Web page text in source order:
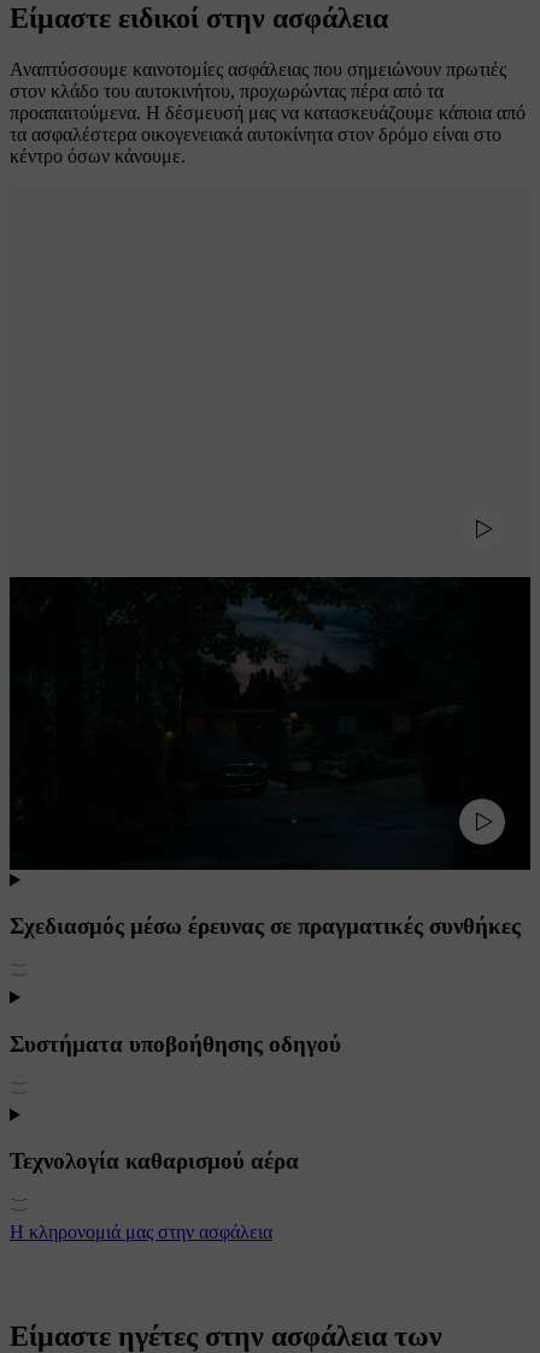
Είμαστε ειδικοί στην ασφάλεια
Αναπτύσσουμε καινοτομίες ασφάλειας που σημειώνουν πρωτιές
στον κλάδο του αυτοκινήτου, προχωρώντας πέρα από τα
προαπαιτούμενα. Η δέσμευσή μας να κατασκευάζουμε κάποια από
τα ασφαλέστερα οικογενειακά αυτοκίνητα στον δρόμο είναι στο
κέντρο όσων κάνουμε.
Σχεδιασμός μέσω έρευνας σε πραγματικές συνθήκες
Συστήματα υποβοήθησης οδηγού
Τεχνολογία καθαρισμού αέρα
Η κληρονομιά μας στην ασφάλεια
Είμαστε ηγέτες στην ασφάλεια των